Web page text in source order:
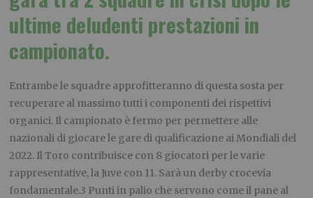
ultime deludenti prestazioni in
campionato.
Entrambe le squadre approfitteranno di questa sosta per
recuperare al massimo tutti i componenti dei rispettivi
organici. Il campionato è fermo per permettere alle
nazionali di giocare le gare di qualificazione ai Mondiali del
2022. Il Toro contribuisce con 8 giocatori per le varie
rappresentative, la Juve con 11. Sarà un derby crocevia
fondamentale.3 Punti in palio che servono come il pane al